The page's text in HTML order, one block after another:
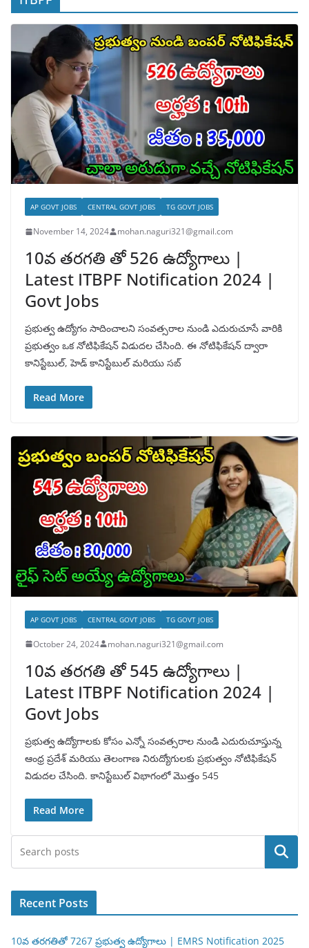
AP GOVT JOBS CENTRAL GOVT JOBS TG GOVT JOBS
November 14, 2024 mohan.naguri321@gmail.com
10వ తరగతి తో 526 ఉద్యోగాలు |
Latest ITBPF Notification 2024 |
Govt Jobs
ప్రభుత్వ ఉద్యోగం సాదించాలని సంవత్సరాల నుండి ఎదురుచూసే వారికి
ప్రభుత్వం ఒక నోటిఫికేషన్ విడుదల చేసింది. ఈ నోటిఫికేషన్ ద్వారా
కానిస్టేబుల్, హెడ్ కానిస్టేబుల్ మరియు సబ్
Read More
AP GOVT JOBS CENTRAL GOVT JOBS TG GOVT JOBS
October 24, 2024 mohan.naguri321@gmail.com
10వ తరగతి తో 545 ఉద్యోగాలు |
Latest ITBPF Notification 2024 |
Govt Jobs
ప్రభుత్వ ఉద్యోగాలకు కోసం ఎన్నో సంవత్సరాల నుండి ఎదురుచూస్తున్న
ఆంధ్ర ప్రదేశ్ మరియు తెలంగాణ నిరుద్యోగులకు ప్రభుత్వం నోటిఫికేషన్
విడుదల చేసింది. కానిస్టేబుల్ విభాగంలో మొత్తం 545
Read More
Search
Recent Posts
10వ తరగతితో 7267 ప్రభుత్వ ఉద్యోగాలు | EMRS Notification 2025